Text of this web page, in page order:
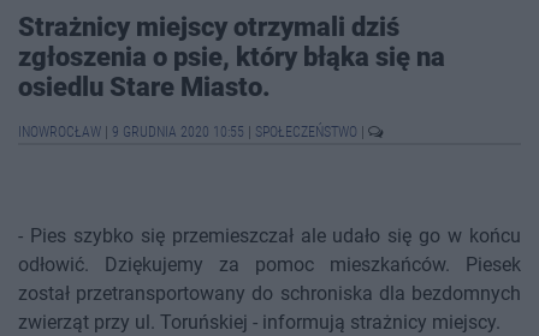
Strażnicy miejscy otrzymali dziś
zgłoszenia o psie, który błąka się na
osiedlu Stare Miasto.
INOWROCŁAW 9 GRUDNIA 2020 10:55 SPOŁECZEŃSTWO
- Pies szybko się przemieszczał ale udało się go w końcu
odłowić. Dziękujemy za pomoc mieszkańców. Piesek
został przetransportowany do schroniska dla bezdomnych
zwierząt przy ul. Toruńskiej - informują strażnicy miejscy.